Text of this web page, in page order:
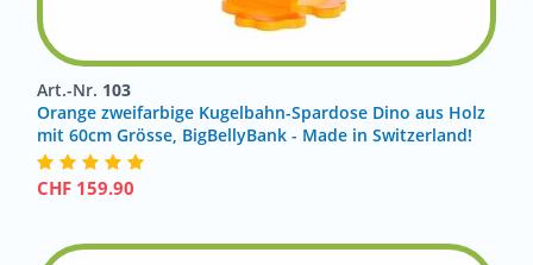
Art.-Nr. 103
Orange zweifarbige Kugelbahn-Spardose Dino aus Holz
mit 60cm Grösse, BigBellyBank - Made in Switzerland!
CHF 159.90